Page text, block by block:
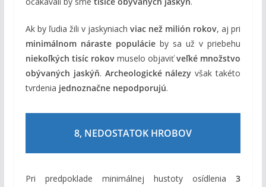
Ak by ľudia žili v jaskyniachviac než milión rokov, aj pri
minimálnom náraste populácieby sa už v priebehu
niekoľkých tisíc rokovmuselo objaviťveľké množstvo
obývaných jaskýň. Archeologické nálezy však takéto
tvrdenia jednoznačne nepodporujú.
8, NEDOSTATOK HROBOV
Pri predpoklade minimálnej hustoty osídlenia3